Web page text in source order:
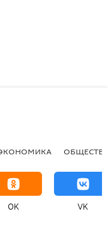
OK VK